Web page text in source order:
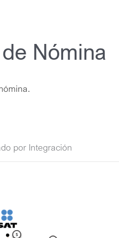
Nómina
por Integración